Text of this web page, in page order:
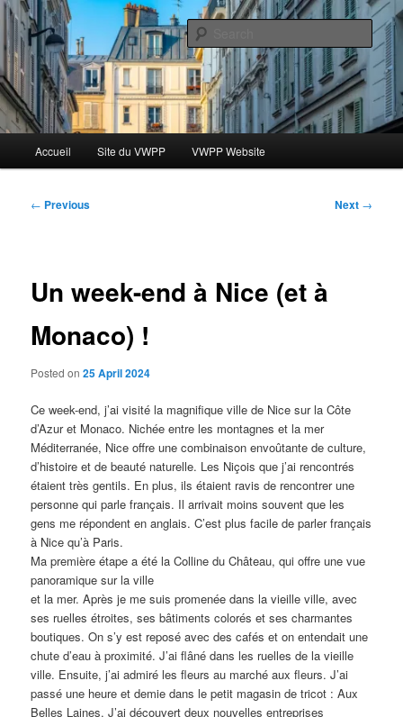
Skip
primary
contentBlog VWPP
Le blog des étudiants du Vassar-Wesleyan Programme à Paris
Accueil Site du VWPP VWPP Website
Post
← Previous Next →
Un week-end à Nice (et à
Monaco) !
Posted on25 April 2024
Ce week-end, j’ai visité la magnifique ville de Nice sur la Côte
d’Azur et Monaco. Nichée entre les montagnes et la mer
Méditerranée, Nice offre une combinaison envoûtante de culture,
d’histoire et de beauté naturelle. Les Niçois que j’ai rencontrés
étaient très gentils. En plus, ils étaient ravis de rencontrer une
personne qui parle français. Il arrivait moins souvent que les
gens me répondent en anglais. C’est plus facile de parler français
à Nice qu’à Paris.
Ma première étape a été la Colline du Château, qui offre une vue
panoramique sur la ville
et la mer. Après je me suis promenée dans la vieille ville, avec
ses ruelles étroites, ses bâtiments colorés et ses charmantes
boutiques. On s’y est reposé avec des cafés et on entendait une
chute d’eau à proximité. J’ai flâné dans les ruelles de la vieille
ville. Ensuite, j’ai admiré les fleurs au marché aux fleurs. J’ai
passé une heure et demie dans le petit magasin de tricot : Aux
Belles Laines. J’ai découvert deux nouvelles entreprises